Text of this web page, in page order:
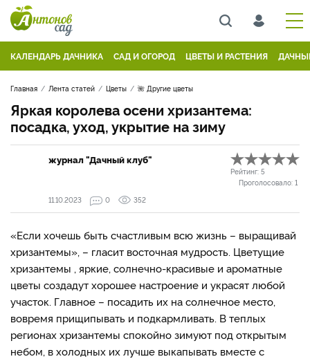
КАЛЕНДАРЬ ДАЧНИКА САД И ОГОРОД ЦВЕТЫ И РАСТЕНИЯ
Главная Лента статей Цветы 🌺 Другие цветы
Яркая королева осени хризантема:
посадка, уход, укрытие на зиму
журнал "Дачный клуб"
Рейтинг: 5
Проголосовало: 1
11.10.2023
0 352
«Если хочешь быть счастливым всю жизнь – выращивай
хризантемы», – гласит восточная мудрость. Цветущие
хризантемы , яркие, солнечно-красивые и ароматные
цветы создадут хорошее настроение и украсят любой
участок. Главное – посадить их на солнечное место,
вовремя прищипывать и подкармливать. В теплых
регионах хризантемы спокойно зимуют под открытым
небом, в холодных их лучше выкапывать вместе с